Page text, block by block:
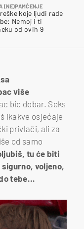
(NE)PAMĆENJE
koje ljudi rade
Nemoj i ti
od ovih 9
više
bio dobar. Seks
ikakve osjećaje
privlači, ali za
od samo
tu će biti
voljeno,
tebe...